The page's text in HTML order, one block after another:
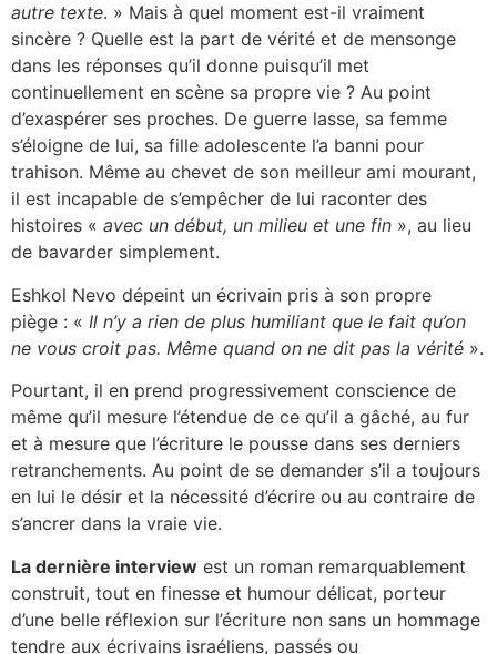
autre texte. » Mais à quel moment est-il vraiment
sincère ? Quelle est la part de vérité et de mensonge
dans les réponses qu’il donne puisqu’il met
continuellement en scène sa propre vie ? Au point
d’exaspérer ses proches. De guerre lasse, sa femme
s’éloigne de lui, sa fille adolescente l’a banni pour
trahison. Même au chevet de son meilleur ami mourant,
il est incapable de s’empêcher de lui raconter des
histoires « avec un début, un milieu et une fin », au lieu
de bavarder simplement.
Eshkol Nevo dépeint un écrivain pris à son propre
piège : « Il n’y a rien de plus humiliant que le fait qu’on
ne vous croit pas. Même quand on ne dit pas la vérité ».
Pourtant, il en prend progressivement conscience de
même qu’il mesure l’étendue de ce qu’il a gâché, au fur
et à mesure que l’écriture le pousse dans ses derniers
retranchements. Au point de se demander s’il a toujours
en lui le désir et la nécessité d’écrire ou au contraire de
s’ancrer dans la vraie vie.
La dernière interview est un roman remarquablement
construit, tout en finesse et humour délicat, porteur
d’une belle réflexion sur l’écriture non sans un hommage
tendre aux écrivains israéliens, passés ou